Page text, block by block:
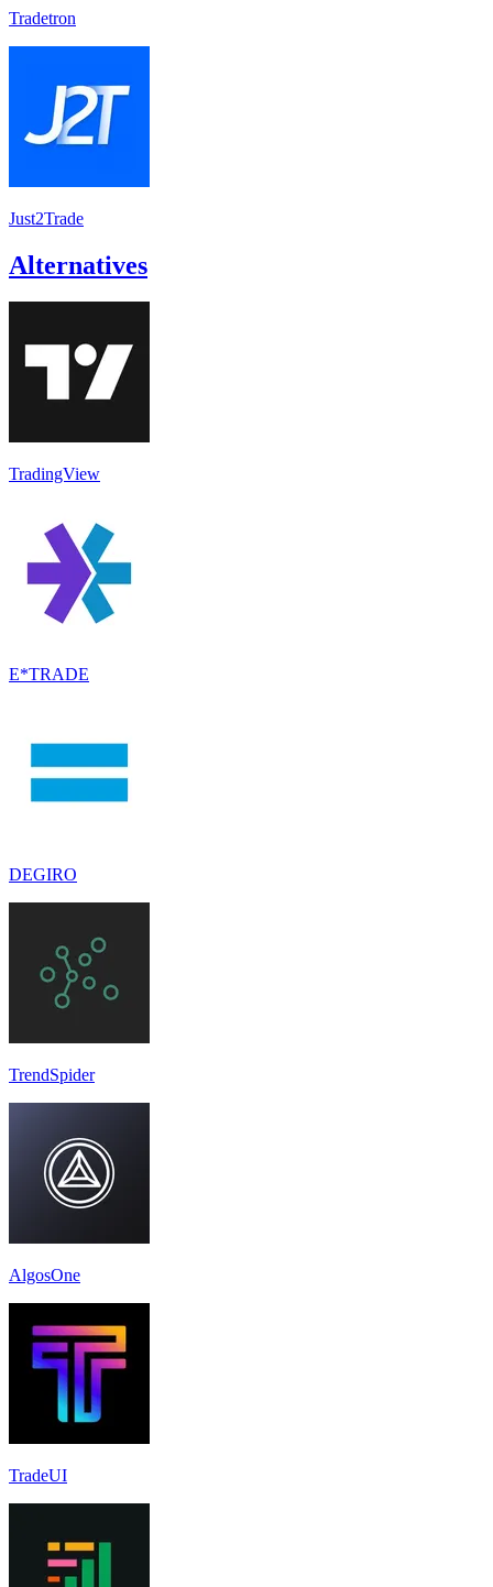
Tradetron
Just2Trade
Alternatives
TradingView
E*TRADE
DEGIRO
TrendSpider
AlgosOne
TradeUI